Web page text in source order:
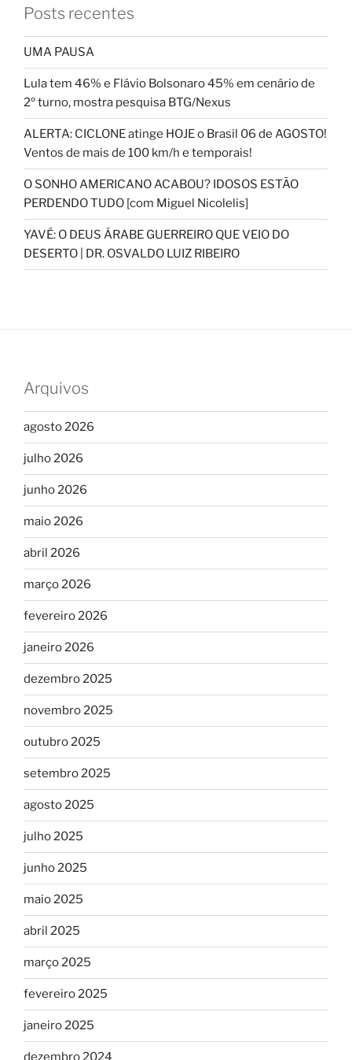
Posts recentes
UMA PAUSA
Lula tem 46% e Flávio Bolsonaro 45% em cenário de
2º turno, mostra pesquisa BTG/Nexus
ALERTA: CICLONE atinge HOJE o Brasil 06 de AGOSTO!
Ventos de mais de 100 km/h e temporais!
O SONHO AMERICANO ACABOU? IDOSOS ESTÃO
PERDENDO TUDO [com Miguel Nicolelis]
YAVÉ: O DEUS ÁRABE GUERREIRO QUE VEIO DO
DESERTO | DR. OSVALDO LUIZ RIBEIRO
Arquivos
agosto 2026
julho 2026
junho 2026
maio 2026
abril 2026
março 2026
fevereiro 2026
janeiro 2026
dezembro 2025
novembro 2025
outubro 2025
setembro 2025
agosto 2025
julho 2025
junho 2025
maio 2025
abril 2025
março 2025
fevereiro 2025
janeiro 2025
dezembro 2024